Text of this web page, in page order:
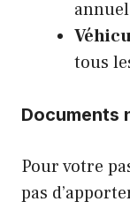
tous
Documents
Pour votre
pas